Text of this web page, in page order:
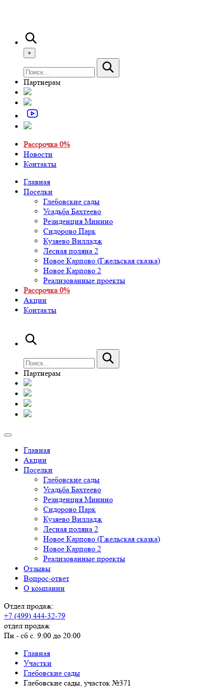
+
Партнерам
Рассрочка 0%
Новости
Контакты
Главная
Поселки
Глебовские сады
Усадьба Бахтеево
Резиденция Минино
Сидорово Парк
Кузяево Вилладж
Лесная поляна 2
Новое Карпово (Гжельская сказка)
Новое Карпово 2
Реализованные проекты
Рассрочка 0%
Акции
Контакты
Партнерам
Главная
Акции
Поселки
Глебовские сады
Усадьба Бахтеево
Резиденция Минино
Сидорово Парк
Кузяево Вилладж
Лесная поляна 2
Новое Карпово (Гжельская сказка)
Новое Карпово 2
Реализованные проекты
Отзывы
Вопрос-ответ
О компании
Отдел продаж:
+7 (499) 444-32-79
отдел продаж
Пн - сб с. 9:00 до 20:00
Главная
Участки
Глебовские сады
Глебовские сады, участок №371